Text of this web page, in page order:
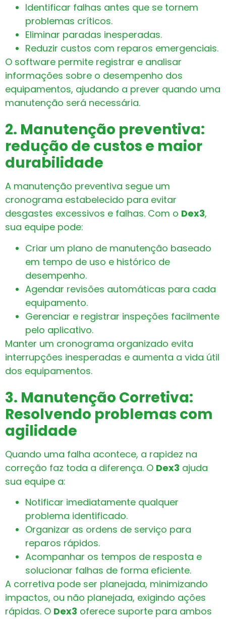
Identificar falhas antes que se tornem
problemas críticos.
Eliminar paradas inesperadas.
Reduzir custos com reparos emergenciais.
O software permite registrar e analisar
informações sobre o desempenho dos
equipamentos, ajudando a prever quando uma
manutenção será necessária.
2. Manutenção preventiva:
redução de custos e maior
durabilidade
A manutenção preventiva segue um
cronograma estabelecido para evitar
desgastes excessivos e falhas. Com o Dex3,
sua equipe pode:
Criar um plano de manutenção baseado
em tempo de uso e histórico de
desempenho.
Agendar revisões automáticas para cada
equipamento.
Gerenciar e registrar inspeções facilmente
pelo aplicativo.
Manter um cronograma organizado evita
interrupções inesperadas e aumenta a vida útil
dos equipamentos.
3. Manutenção Corretiva:
Resolvendo problemas com
agilidade
Quando uma falha acontece, a rapidez na
correção faz toda a diferença. O Dex3 ajuda
sua equipe a:
Notificar imediatamente qualquer
problema identificado.
Organizar as ordens de serviço para
reparos rápidos.
Acompanhar os tempos de resposta e
solucionar falhas de forma eficiente.
A corretiva pode ser planejada, minimizando
impactos, ou não planejada, exigindo ações
rápidas. O Dex3 oferece suporte para ambos